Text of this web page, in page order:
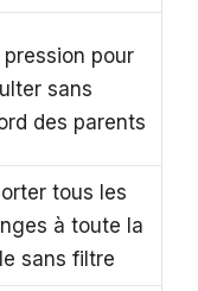
pression pour
sans
des parents
tous les
à toute la
sans filtre